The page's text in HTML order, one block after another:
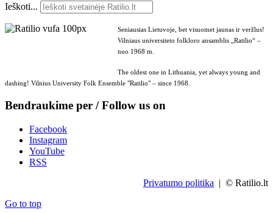
Ieškoti...
Seniausias Lietuvoje, bet visuomet jaunas ir veržlus!
Vilniaus universiteto folkloro ansamblis „Ratilio“ –
nuo 1968 m.
The oldest one in Lithuania, yet always young and
dashing! Vilnius University Folk Ensemble "Ratilio" – since 1968.
Bendraukime per / Follow us on
Facebook
Instagram
YouTube
RSS
Privatumo politika | © Ratilio.lt
Go to top